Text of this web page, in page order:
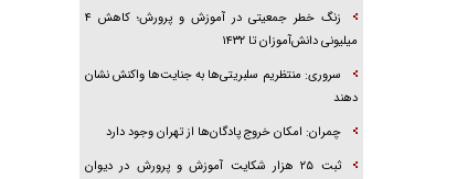
زنگ خطر جمعیتی در آموزش و پرورش؛ کاهش ۴
میلیونی دانش‌آموزان تا ۱۴۳۲
سروری: منتظریم سلبریتی‌ها به جنایت‌ها واکنش نشان
دهند
چمران: امکان خروج پادگان‌ها از تهران وجود دارد
ثبت ۲۵ هزار شکایت آموزش و پرورش در دیوان